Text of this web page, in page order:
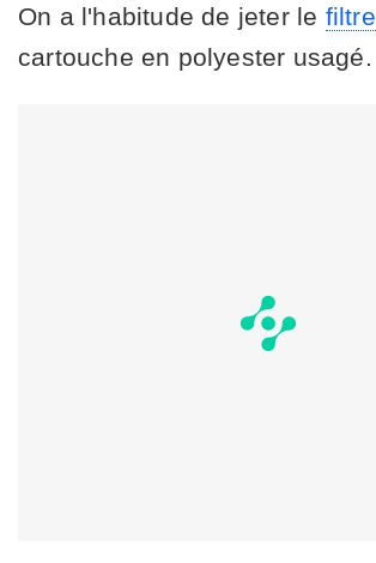
On a l'habitude de jeter le filtre
cartouche en polyester usagé.